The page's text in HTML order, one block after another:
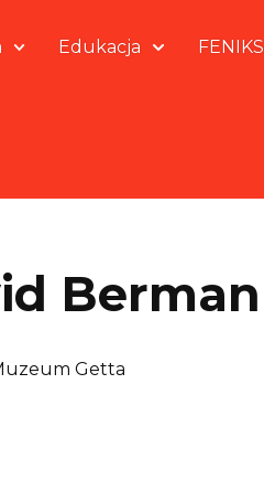
Edukacja FENIKS
Berman
Getta